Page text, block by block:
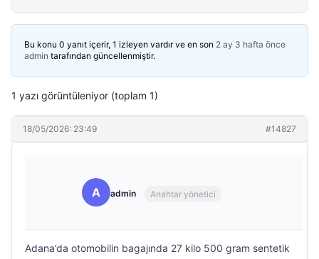
Bu konu 0 yanıt içerir, 1 izleyen vardır ve en son 2 ay 3 hafta önce
admin tarafından güncellenmiştir.
1 yazı görüntüleniyor (toplam 1)
18/05/2026: 23:49 #14827
A admin Anahtar yönetici
Adana’da otomobilin bagajında 27 kilo 500 gram sentetik